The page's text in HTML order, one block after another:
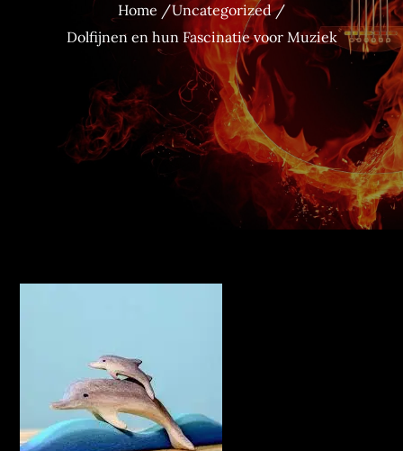
Home
Uncategorized
Dolfijnen en hun Fascinatie voor Muziek